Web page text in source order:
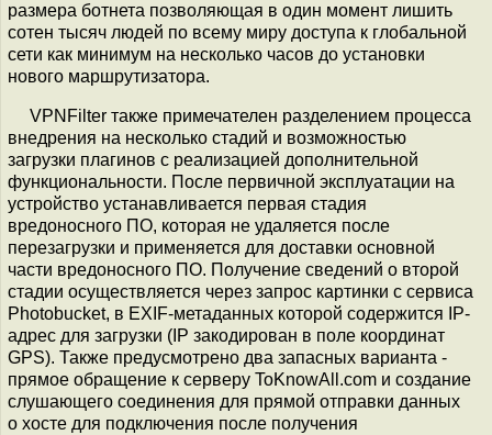
размера ботнета позволяющая в один момент лишить
сотен тысяч людей по всему миру доступа к глобальной
сети как минимум на несколько часов до установки
нового маршрутизатора.
VPNFilter также примечателен разделением процесса
внедрения на несколько стадий и возможностью
загрузки плагинов с реализацией дополнительной
функциональности. После первичной эксплуатации на
устройство устанавливается первая стадия
вредоносного ПО, которая не удаляется после
перезагрузки и применяется для доставки основной
части вредоносного ПО. Получение сведений о второй
стадии осуществляется через запрос картинки с сервиса
Photobucket, в EXIF-метаданных которой содержится IP-
адрес для загрузки (IP закодирован в поле координат
GPS). Также предусмотрено два запасных варианта -
прямое обращение к серверу ToKnowAll.com и создание
слушающего соединения для прямой отправки данных
о хосте для подключения после получения